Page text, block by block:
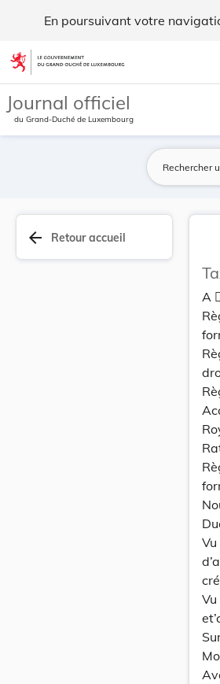
En poursuivant votre
Aller au contenu
Journal officiel
du Grand-Duché de Luxembourg
arrow_back Retour accueil
A